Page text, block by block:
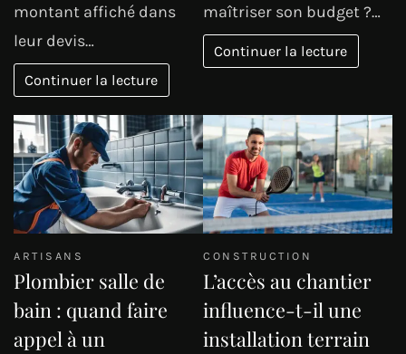
montant affiché dans
leur devis…
Continuer la lecture
maîtriser son budget ?…
Continuer la lecture
ARTISANS
Plombier salle de
bain : quand faire
appel à un
CONSTRUCTION
L’accès au chantier
influence-t-il une
installation terrain